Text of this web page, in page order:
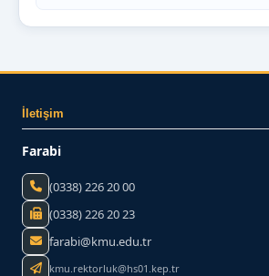
İletişim
Farabi
(0338) 226 20 00
(0338) 226 20 23
farabi@kmu.edu.tr
kmu.rektorluk@hs01.kep.tr